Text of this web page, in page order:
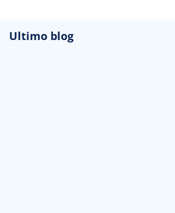
Ultimo blog